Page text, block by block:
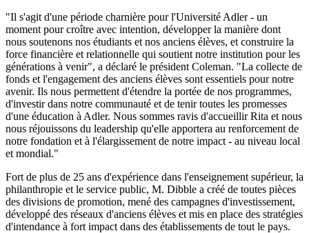
"Il s'agit d'une période charnière pour l'Université Adler - un
moment pour croître avec intention, développer la manière dont
nous soutenons nos étudiants et nos anciens élèves, et construire la
force financière et relationnelle qui soutient notre institution pour les
générations à venir", a déclaré le président Coleman. "La collecte de
fonds et l'engagement des anciens élèves sont essentiels pour notre
avenir. Ils nous permettent d'étendre la portée de nos programmes,
d'investir dans notre communauté et de tenir toutes les promesses
d'une éducation à Adler. Nous sommes ravis d'accueillir Rita et nous
nous réjouissons du leadership qu'elle apportera au renforcement de
notre fondation et à l'élargissement de notre impact - au niveau local
et mondial."
Fort de plus de 25 ans d'expérience dans l'enseignement supérieur, la
philanthropie et le service public, M. Dibble a créé de toutes pièces
des divisions de promotion, mené des campagnes d'investissement,
développé des réseaux d'anciens élèves et mis en place des stratégies
d'intendance à fort impact dans des établissements de tout le pays.